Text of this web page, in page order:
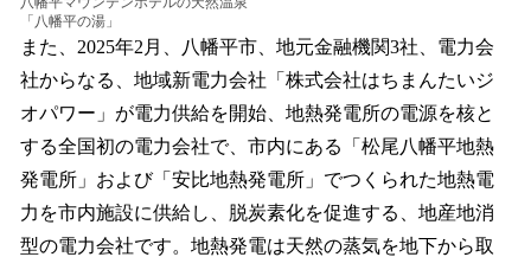
「八幡平の湯」
また、2025年2月、八幡平市、地元金融機関3社、電力会
社からなる、地域新電力会社「株式会社はちまんたいジ
オパワー」が電力供給を開始、地熱発電所の電源を核と
する全国初の電力会社で、市内にある「松尾八幡平地熱
発電所」および「安比地熱発電所」でつくられた地熱電
力を市内施設に供給し、脱炭素化を促進する、地産地消
型の電力会社です。地熱発電は天然の蒸気を地下から取